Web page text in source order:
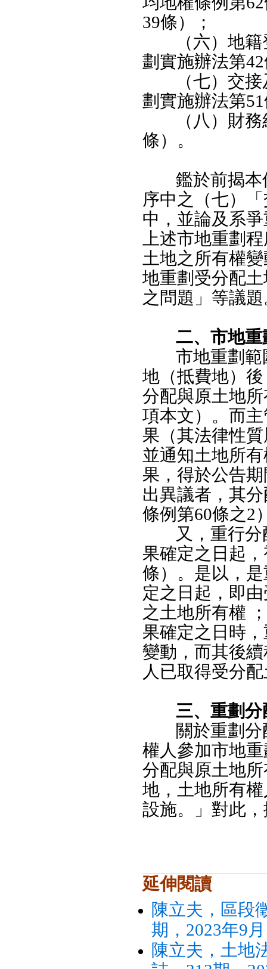
39條）；
（六）地
劃實施辦法第
（七）交
劃實施辦法第
（八）財
條）。
鑑於前揭
序中之（七）
中，並論及系
上述市地重劃
土地之所有權
地重劃受分配
之問題」等議
二、市地
市地重劃
地（抵費地）
分配與原土地
項本文）。而
果（其法律性
並通知土地所
果，得於公告
出異議者，其
條例第60條之2
又，重行
果確定之日起
條）。是以，
定之日起，即
之土地所有權
果確定之日時
變動，而其後
人已取得受分
三、重劃
關於重劃
權人參加市地
分配與原土地
地，土地所有
設施。」對此
延伸閱讀
陳立夫，區段
期，2023年9
陳立夫，土地